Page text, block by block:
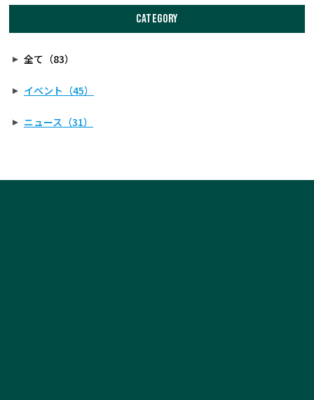
CATEGORY
全て（83）
イベント（45）
ニュース（31）